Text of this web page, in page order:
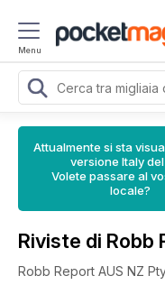
Menu
Attualmente si sta
versione Italy
Volete passare al
locale?
Riviste di Robb
Robb Report AUS NZ